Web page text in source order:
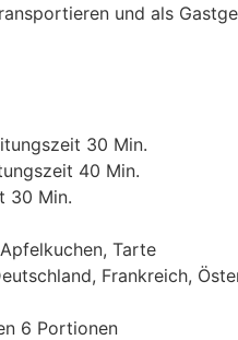
und als
30 Minuten
Min.
40 Minuten
Min.
30 Minuten
Min.
Apfelkuchen, Tarte
Frankreich,
6 Portionen